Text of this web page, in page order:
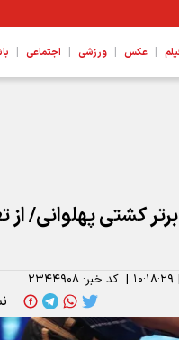
| عکس | ورزشی | اجتماعی |
کشتی پهلوانی/ از
| ۱۰:۱۸:۲۹ | کد خبر: ۲۳۴۴۹۰۸
|